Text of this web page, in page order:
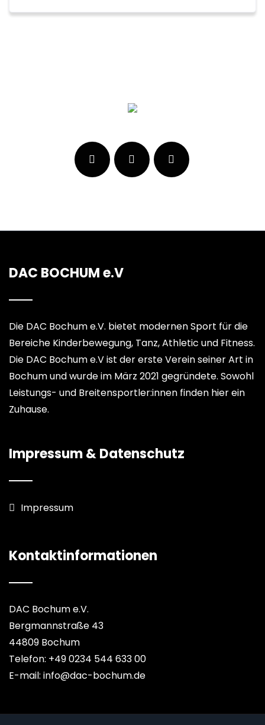
DAC BOCHUM e.V
Die DAC Bochum e.V. bietet modernen Sport für die
Bereiche Kinderbewegung, Tanz, Athletic und Fitness.
Die DAC Bochum e.V ist der erste Verein seiner Art in
Bochum und wurde im März 2021 gegründete. Sowohl
Leistungs- und Breitensportler:innen finden hier ein
Zuhause.
Impressum & Datenschutz
Impressum
Kontaktinformationen
DAC Bochum e.V.
Bergmannstraße 43
44809 Bochum
Telefon: +49 0234 544 633 00
E-mail: info@dac-bochum.de